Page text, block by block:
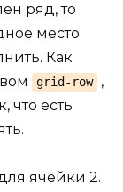
ряд, то
место
Как
grid-row
,
что есть
ячейки 2.